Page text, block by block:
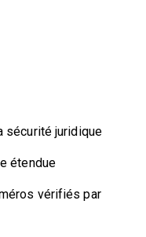
sécurité juridique
étendue
vérifiés par